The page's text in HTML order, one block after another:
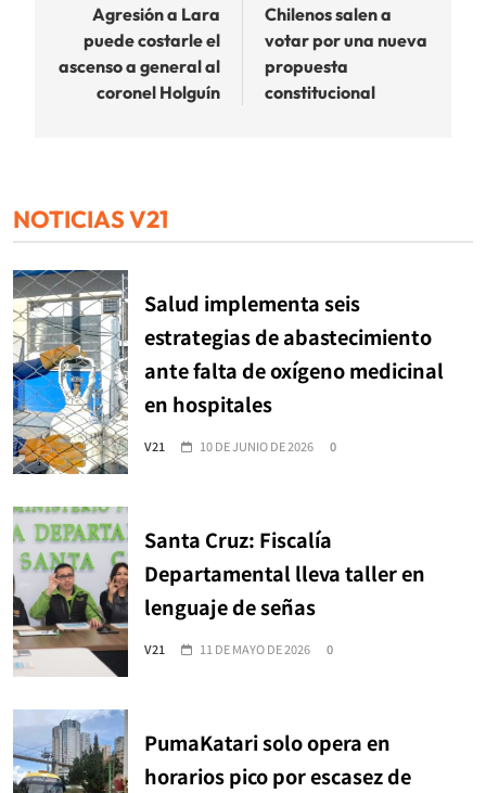
entradas
Agresión a Lara
puede costarle el
ascenso a general al
coronel Holguín
Chilenos salen a
votar por una nueva
propuesta
constitucional
NOTICIAS V21
Salud implementa seis
estrategias de abastecimiento
ante falta de oxígeno medicinal
en hospitales
V21 10 DE JUNIO DE 2026 0
Santa Cruz: Fiscalía
Departamental lleva taller en
lenguaje de señas
V21 11 DE MAYO DE 2026 0
PumaKatari solo opera en
horarios pico por escasez de